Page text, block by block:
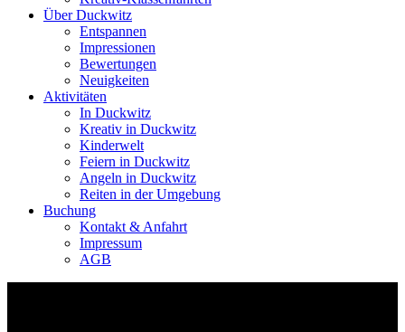
Über Duckwitz
Entspannen
Impressionen
Bewertungen
Neuigkeiten
Aktivitäten
In Duckwitz
Kreativ in Duckwitz
Kinderwelt
Feiern in Duckwitz
Angeln in Duckwitz
Reiten in der Umgebung
Buchung
Kontakt & Anfahrt
Impressum
AGB